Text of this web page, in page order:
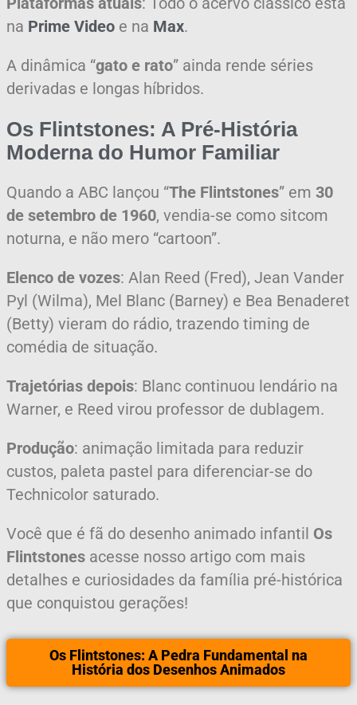
na Prime Video e na Max.
A dinâmica “gato e rato” ainda rende séries
derivadas e longas híbridos.
Os Flintstones: A Pré-História
Moderna do Humor Familiar
Quando a ABC lançou “The Flintstones” em 30
de setembro de 1960, vendia-se como sitcom
noturna, e não mero “cartoon”.
Elenco de vozes: Alan Reed (Fred), Jean Vander
Pyl (Wilma), Mel Blanc (Barney) e Bea Benaderet
(Betty) vieram do rádio, trazendo timing de
comédia de situação.
Trajetórias depois: Blanc continuou lendário na
Warner, e Reed virou professor de dublagem.
Produção: animação limitada para reduzir
custos, paleta pastel para diferenciar-se do
Technicolor saturado.
Você que é fã do desenho animado infantil Os
Flintstones acesse nosso artigo com mais
detalhes e curiosidades da família pré-histórica
que conquistou gerações!
Os Flintstones: A Pedra Fundamental na
História dos Desenhos Animados